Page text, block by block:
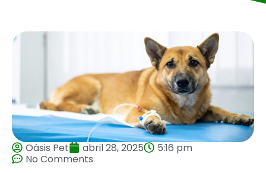
Oásis Pet abril 28, 2025
5:16 pm
No Comments